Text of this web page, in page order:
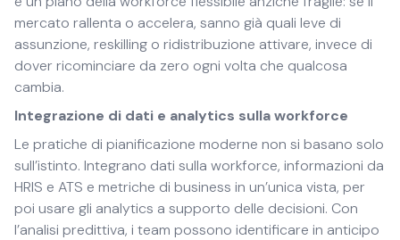
mercato rallenta o accelera, sanno già quali leve di
assunzione, reskilling o ridistribuzione attivare, invece di
dover ricominciare da zero ogni volta che qualcosa
cambia.
Integrazione di dati e analytics sulla workforce
Le pratiche di pianificazione moderne non si basano solo
sull’istinto. Integrano dati sulla workforce, informazioni da
HRIS e ATS e metriche di business in un’unica vista, per
poi usare gli analytics a supporto delle decisioni. Con
l’analisi predittiva, i team possono identificare in anticipo